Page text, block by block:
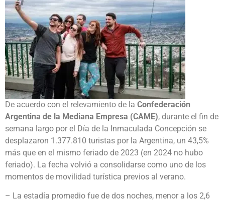
De acuerdo con el relevamiento de la Confederación
Argentina de la Mediana Empresa (CAME), durante el fin de
semana largo por el Día de la Inmaculada Concepción se
desplazaron 1.377.810 turistas por la Argentina, un 43,5%
más que en el mismo feriado de 2023 (en 2024 no hubo
feriado). La fecha volvió a consolidarse como uno de los
momentos de movilidad turística previos al verano.
– La estadía promedio fue de dos noches, menor a los 2,6